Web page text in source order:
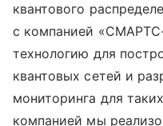
квантового
с компанией
технологию для
квантовых сетей и
мониторинга для
компанией мы